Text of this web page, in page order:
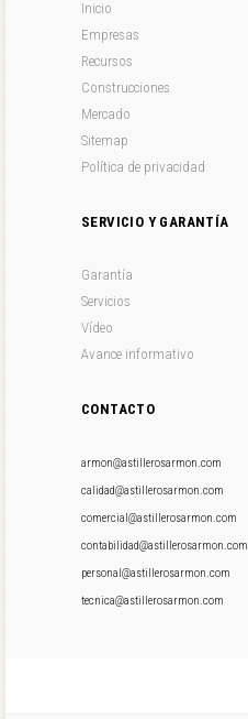
Inicio
Empresas
Recursos
Construcciones
Mercado
Sitemap
Política de privacidad
SERVICIO Y GARANTÍA
Garantía
Servicios
Vídeo
Avance informativo
CONTACTO
armon@astillerosarmon.com
calidad@astillerosarmon.com
comercial@astillerosarmon.com
contabilidad@astillerosarmon.com
personal@astillerosarmon.com
tecnica@astillerosarmon.com